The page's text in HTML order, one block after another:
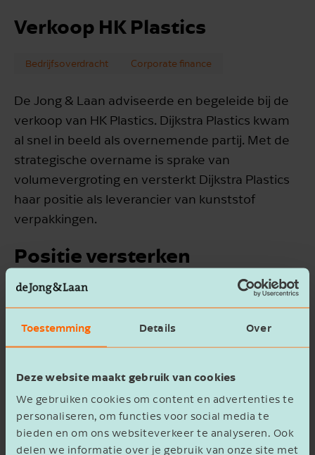
Toestemming Details Over
Deze website maakt gebruik van cookies
We gebruiken cookies om content en advertenties te
personaliseren, om functies voor social media te
bieden en om ons websiteverkeer te analyseren. Ook
delen we informatie over je gebruik van onze site met
Verkoop HK Plastics
Bedrijfsoverdracht Corporate finance
De Jong & Laan adviseerde en begeleide bij de
verkoop van HK Plastics. Dijkstra Plastics kwam
al snel in beeld als overnemende partij. Met de
strategische overname is sprake van
volumevergroting en versterkt Dijkstra Plastics
haar positie als leverancier van kunststof
verpakkingen.
Positie versterken
Dijkstra Plastics verbetert met de overname van
HK Plastics haar concurrentiepositie ten
opzichte van Europese spelers in de kunststof
verpakkingsindustrie. Ze bereikt hiermee een
totale jaaromzet van circa € 60 miljoen.
Door debedrijfsovernamevan HK Plastics zijn
de Twentse ondernemingen binnen de
Europese RD Group samengevoegd tot